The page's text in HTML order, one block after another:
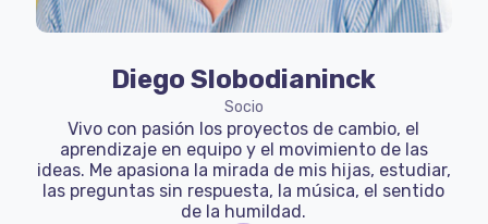
Diego Slobodianinck
Socio
Vivo con pasión los proyectos de cambio, el
aprendizaje en equipo y el movimiento de las
ideas. Me apasiona la mirada de mis hijas, estudiar,
las preguntas sin respuesta, la música, el sentido
de la humildad.